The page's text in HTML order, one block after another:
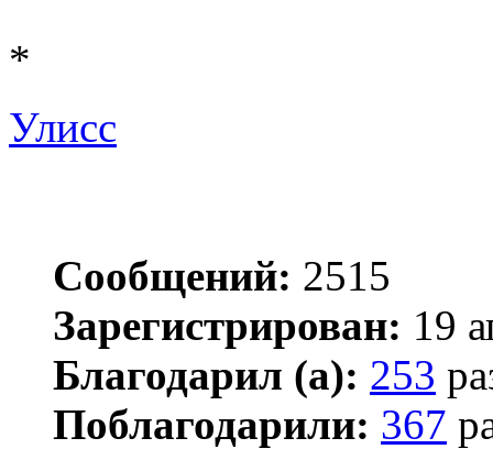
*
Улисс
Сообщений: 2515
Зарегистрирован: 19
Благодарил (а): 253
Поблагодарили: 367